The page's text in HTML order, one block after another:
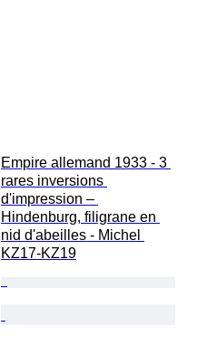
Empire allemand 1933 - 3
rares inversions
d'impression –
Hindenburg, filigrane en
nid d'abeilles - Michel
KZ17-KZ19